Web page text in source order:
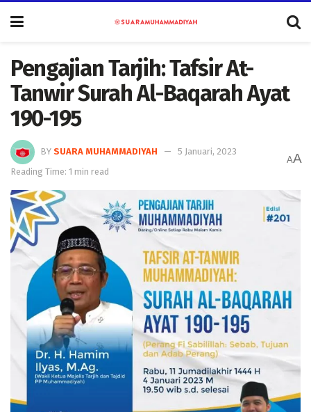
Pengajian Tarjih: Tafsir At-
Tanwir Surah Al-Baqarah Ayat
190-195
BY SUARA MUHAMMADIYAH
5 Januari, 2023
Reading Time: 1 min read
AA